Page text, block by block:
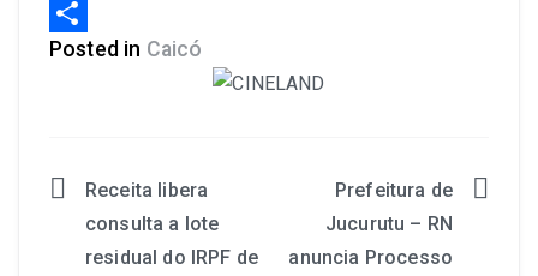
Email
Share
Posted in Caicó
Receita libera
consulta a lote
residual do IRPF de
Prefeitura de
Jucurutu – RN
anuncia Processo